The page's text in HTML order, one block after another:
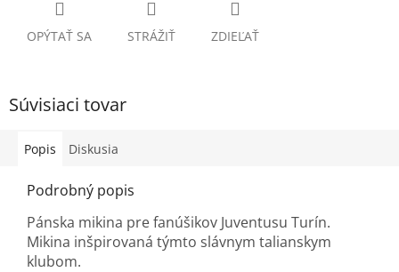
OPÝTAŤ SA STRÁŽIŤ ZDIEĽAŤ
Súvisiaci tovar
Popis Diskusia
Podrobný popis
Pánska mikina pre fanúšikov Juventusu Turín.
Mikina inšpirovaná týmto slávnym talianskym
klubom.